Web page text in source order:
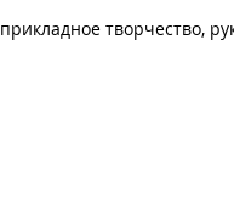
прикладное творчество,